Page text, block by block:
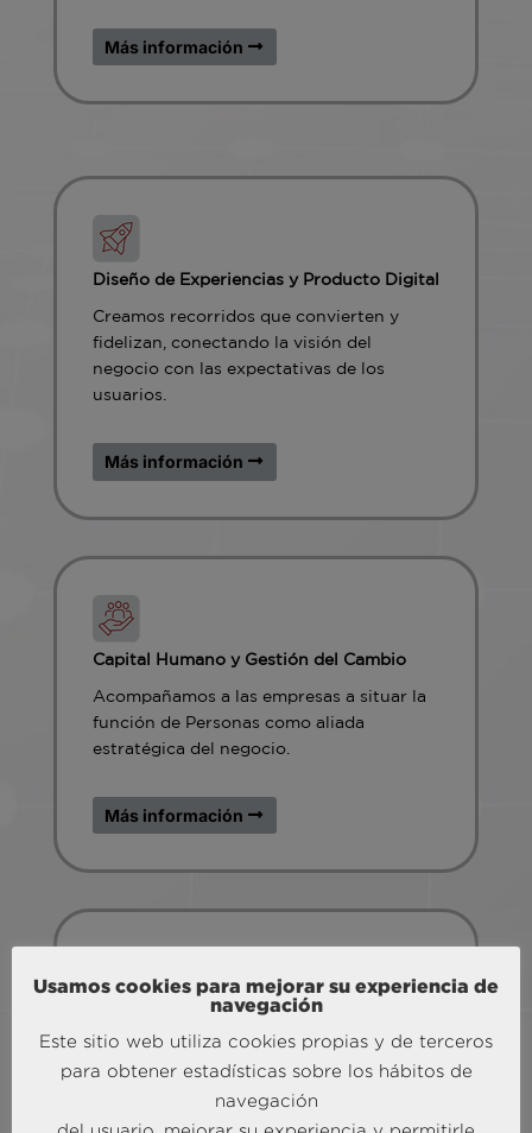
Más información
Diseño de Experiencias y Producto Digital
Creamos recorridos que convierten y
fidelizan, conectando la visión del
negocio con las expectativas de los
usuarios.
Más información
Capital Humano y Gestión del Cambio
Acompañamos a las empresas a situar la
función de Personas como aliada
estratégica del negocio.
Más información
Ejecución y Operación Estratégica
Pasamos de la estrategia a la acción.
Ejecutamos directamente los procesos
críticos del negocio que definen la
ventaja competitiva.
Usamos cookies para mejorar su experiencia de
navegación
Este sitio web utiliza cookies propias y de terceros
para obtener estadísticas sobre los hábitos de
navegación
del usuario, mejorar su experiencia y permitirle